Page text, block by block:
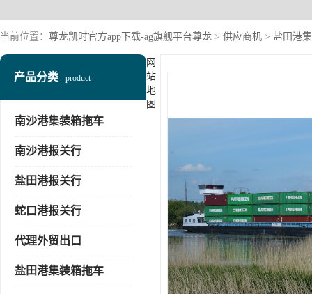
当前位置： 尊龙凯时官方app下载-ag旗舰平台尊龙 > 供应商机 > 盐田港
产品分类 product
南沙港集装箱拖车
南沙港报关行
盐田港报关行
蛇口港报关行
代理外贸出口
盐田港集装箱拖车
网
站
地
图